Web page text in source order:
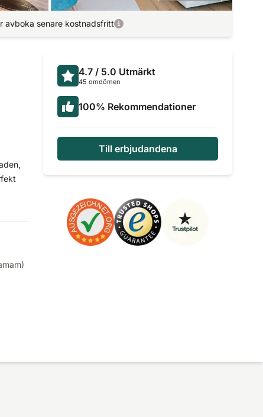
avboka senare kostnadsfritt
4.7 / 5.0 Utmärkt
45 omdömen
100% Rekommendationer
Till erbjudandena